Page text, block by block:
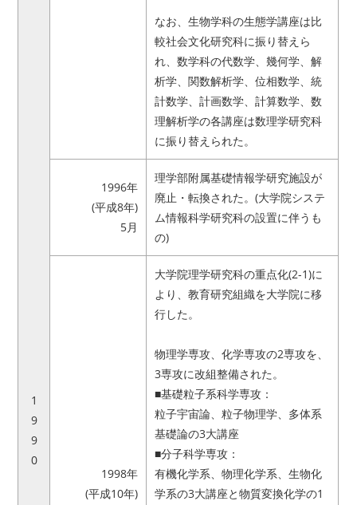
1
9
9
0
なお、生物学科の生態学講座は比
較社会文化研究科に振り替えら
れ、数学科の代数学、幾何学、解
析学、関数解析学、位相数学、統
計数学、計画数学、計算数学、数
理解析学の各講座は数理学研究科
に振り替えられた。
1996年
(平成8年)
5月
理学部附属基礎情報学研究施設が
廃止・転換された。(大学院システ
ム情報科学研究科の設置に伴うも
の)
1998年
(平成10年)
大学院理学研究科の重点化(2-1)に
より、教育研究組織を大学院に移
行した。
物理学専攻、化学専攻の2専攻を、
3専攻に改組整備された。
■基礎粒子系科学専攻：
粒子宇宙論、粒子物理学、多体系
基礎論の3大講座
■分子科学専攻：
有機化学系、物理化学系、生物化
学系の3大講座と物質変換化学の1